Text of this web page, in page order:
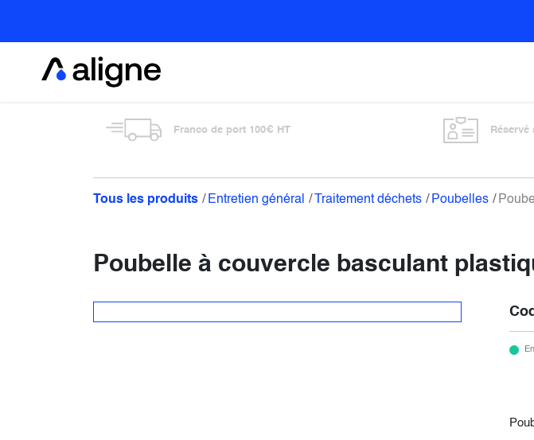
Franco de port 100€ HT
Tous les produits Entretien général Traitement déchets Poubelles
Poubelle à couvercle basculant